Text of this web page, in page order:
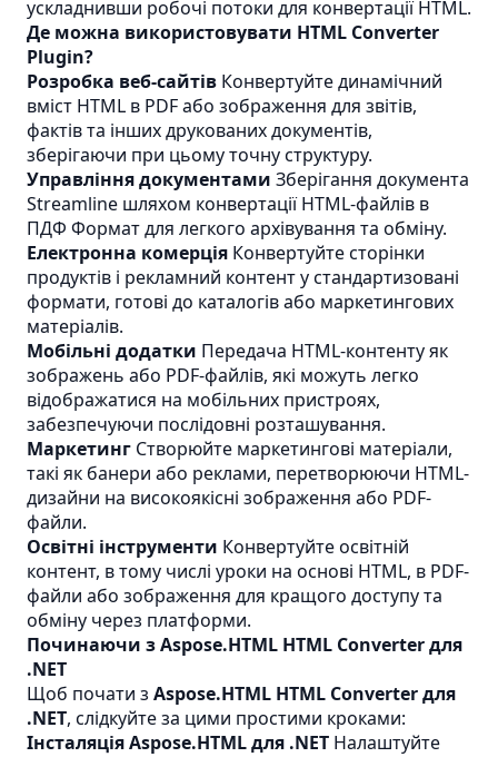
ускладнивши робочі потоки для конвертації HTML.
Де можна використовувати HTML Converter
Plugin?
Розробка веб-сайтів Конвертуйте динамічний
вміст HTML в PDF або зображення для звітів,
фактів та інших друкованих документів,
зберігаючи при цьому точну структуру.
Управління документами Зберігання документа
Streamline шляхом конвертації HTML-файлів в
ПДФ Формат для легкого архівування та обміну.
Електронна комерція Конвертуйте сторінки
продуктів і рекламний контент у стандартизовані
формати, готові до каталогів або маркетингових
матеріалів.
Мобільні додатки Передача HTML-контенту як
зображень або PDF-файлів, які можуть легко
відображатися на мобільних пристроях,
забезпечуючи послідовні розташування.
Маркетинг Створюйте маркетингові матеріали,
такі як банери або реклами, перетворюючи HTML-
дизайни на високоякісні зображення або PDF-
файли.
Освітні інструменти Конвертуйте освітній
контент, в тому числі уроки на основі HTML, в PDF-
файли або зображення для кращого доступу та
обміну через платформи.
Починаючи з Aspose.HTML HTML Converter для
.NET
Щоб почати з Aspose.HTML HTML Converter для
.NET, слідкуйте за цими простими кроками:
Інсталяція Aspose.HTML для .NET Налаштуйте